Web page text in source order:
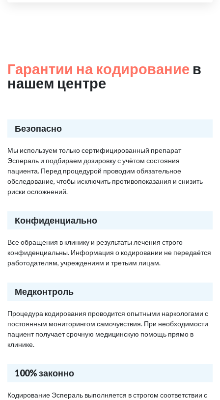
Гарантии на кодирование в
нашем центре
Безопасно
Мы используем только сертифицированный препарат
Эспераль и подбираем дозировку с учётом состояния
пациента. Перед процедурой проводим обязательное
обследование, чтобы исключить противопоказания и снизить
риски осложнений.
Конфиденциально
Все обращения в клинику и результаты лечения строго
конфиденциальны. Информация о кодировании не передаётся
работодателям, учреждениям и третьим лицам.
Медконтроль
Процедура кодирования проводится опытными наркологами с
постоянным мониторингом самочувствия. При необходимости
пациент получает срочную медицинскую помощь прямо в
клинике.
100% законно
Кодирование Эспераль выполняется в строгом соответствии с